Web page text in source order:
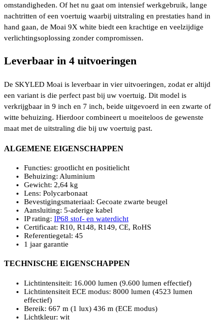
omstandigheden. Of het nu gaat om intensief werkgebruik, lange
nachtritten of een voertuig waarbij uitstraling en prestaties hand in
hand gaan, de Moai 9X white biedt een krachtige en veelzijdige
verlichtingsoplossing zonder compromissen.
Leverbaar in 4 uitvoeringen
De SKYLED Moai is leverbaar in vier uitvoeringen, zodat er altijd
een variant is die perfect past bij uw voertuig. Dit model is
verkrijgbaar in 9 inch en 7 inch, beide uitgevoerd in een zwarte of
witte behuizing. Hierdoor combineert u moeiteloos de gewenste
maat met de uitstraling die bij uw voertuig past.
ALGEMENE EIGENSCHAPPEN
Functies: grootlicht en positielicht
Behuizing: Aluminium
Gewicht: 2,64 kg
Lens: Polycarbonaat
Bevestigingsmateriaal: Gecoate zwarte beugel
Aansluiting: 5-aderige kabel
IP rating: IP68 stof- en waterdicht
Certificaat: R10, R148, R149, CE, RoHS
Referentiegetal: 45
1 jaar garantie
TECHNISCHE EIGENSCHAPPEN
Lichtintensiteit: 16.000 lumen (9.600 lumen effectief)
Lichtintensiteit ECE modus: 8000 lumen (4523 lumen
effectief)
Bereik: 667 m (1 lux) 436 m (ECE modus)
Lichtkleur: wit